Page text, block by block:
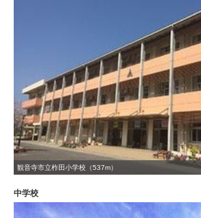
観音寺市立柞田小学校（537m）
中学校